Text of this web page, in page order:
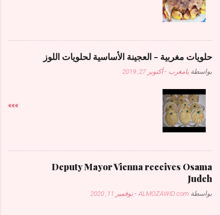
حلويات مغربية - العجينة الأساسية لحلويات اللوز
بواسطة يامغرب -أكتوبر 27, 2019
»»»
Deputy Mayor Vienna receives Osama
Judeh
بواسطة ALMOZAWID.com
-نوفمبر 11, 2020